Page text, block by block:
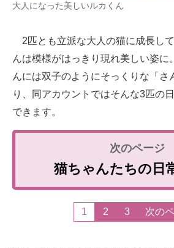
大人になった美しいルカくん
2匹とも立派な大人の猫に成長し
んは模様がはっきり現れ美しい姿に
んには双子のようにそっくりな「さ
り、同アカウントではそんな3匹の
できます。
猫ちゃんたちの日
1 2 3 次の